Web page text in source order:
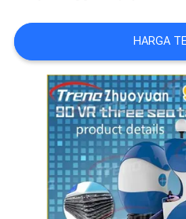
HUBUNGI
KAMI
BERITA
KASUS
HARGA